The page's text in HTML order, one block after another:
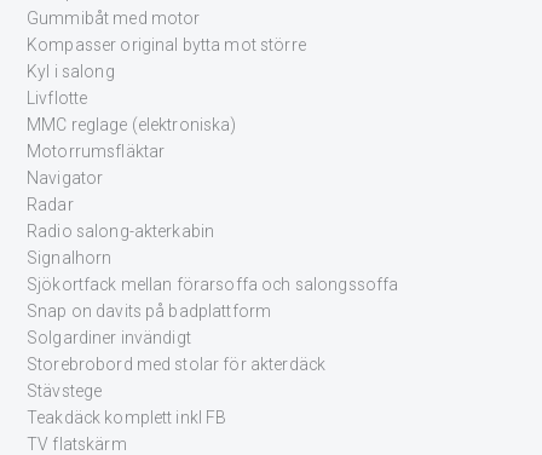
Gummibåt med motor
Kompasser original bytta mot större
Kyl i salong
Livflotte
MMC reglage (elektroniska)
Motorrumsfläktar
Navigator
Radar
Radio salong-akterkabin
Signalhorn
Sjökortfack mellan förarsoffa och salongssoffa
Snap on davits på badplattform
Solgardiner invändigt
Storebrobord med stolar för akterdäck
Stävstege
Teakdäck komplett inkl FB
TV flatskärm